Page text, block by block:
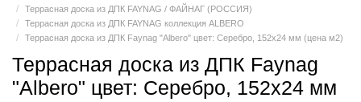
Террасная доска из ДПК FAYNAG / ФАЙНАГ (РОССИЯ)
Террасная доска из ДПК FAYNAG коллекция ALBERO
Террасная доска из ДПК Faynag "Albero" цвет: Серебро, 152x24 мм (цена м2)
Террасная доска из ДПК Faynag
"Albero" цвет: Серебро, 152x24 мм